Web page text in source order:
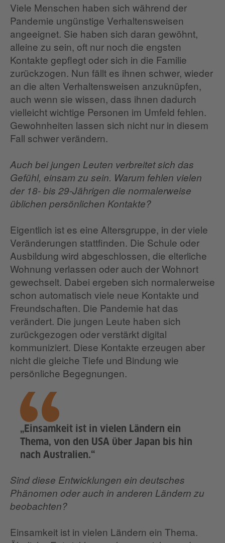
Viele Menschen haben sich während der
Pandemie ungünstige Verhaltensweisen
angeeignet. Sie haben sich daran gewöhnt,
alleine zu sein, oft nur noch die engsten
Kontakte gepflegt oder sich in die Familie
zurückzogen. Nun fällt es ihnen schwer, wieder
an die alten Verhaltensweisen anzuknüpfen,
auch wenn sie wissen, dass ihnen dadurch
vielleicht wichtige Personen im Umfeld fehlen.
Gewohnheiten lassen sich nicht nur in diesem
Fall schwer verändern.
Auch bei jungen Leuten verbreitet sich das
Gefühl, einsam zu sein. Warum fehlen vielen
der 18- bis 29-Jährigen die normalerweise
üblichen persönlichen Kontakte?
Eigentlich ist es eine Altersgruppe, in der viele
Veränderungen stattfinden. Die Schule oder
Ausbildung wird abgeschlossen, die elterliche
Wohnung verlassen oder auch der Wohnort
gewechselt. Dabei ergeben sich normalerweise
schon automatisch viele neue Kontakte und
Freundschaften. Die Pandemie hat das
verändert. Die jungen Leute haben sich
zurückgezogen oder verstärkt digital
kommuniziert. Diese Kontakte erzeugen aber
nicht die gleiche Tiefe und Bindung wie
persönliche Begegnungen.
„Einsamkeit ist in vielen Ländern ein
Thema, von den USA über Japan bis hin
nach Australien.“
Sind diese Entwicklungen ein deutsches
Phänomen oder auch in anderen Ländern zu
beobachten?
Einsamkeit ist in vielen Ländern ein Thema.